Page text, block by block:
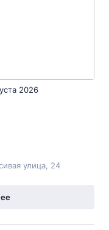
2026
улица, 24